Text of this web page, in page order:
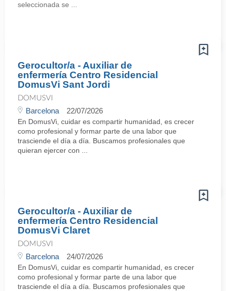
seleccionada se ...
Gerocultor/a - Auxiliar de
enfermería Centro Residencial
DomusVi Sant Jordi
DOMUSVI
Barcelona 22/07/2026
En DomusVi, cuidar es compartir humanidad, es crecer
como profesional y formar parte de una labor que
trasciende el día a día. Buscamos profesionales que
quieran ejercer con ...
Gerocultor/a - Auxiliar de
enfermería Centro Residencial
DomusVi Claret
DOMUSVI
Barcelona 24/07/2026
En DomusVi, cuidar es compartir humanidad, es crecer
como profesional y formar parte de una labor que
trasciende el día a día. Buscamos profesionales que